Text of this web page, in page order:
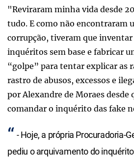
"Reviraram minha vida desde
tudo. E como não encontraram
corrupção, tiveram que inventar
inquéritos sem base e fabricar
“golpe” para tentar explicar as
rastro de abusos, excessos e
por Alexandre de Moraes desde
comandar o inquérito das fake
- Hoje, a própria Procuradoria-
pediu o arquivamento do